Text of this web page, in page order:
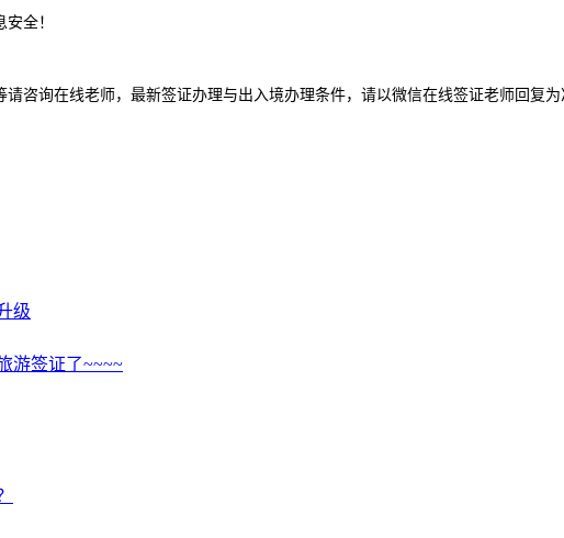
全！
咨询在线老师，最新签证办理与出入境办理条件，请以微信在线签证老师回复为
级
游签证了~~~~